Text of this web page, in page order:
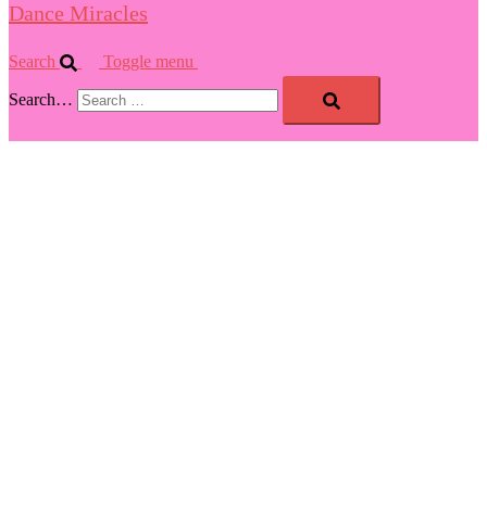
Dance Miracles
Search Toggle menu
Search…